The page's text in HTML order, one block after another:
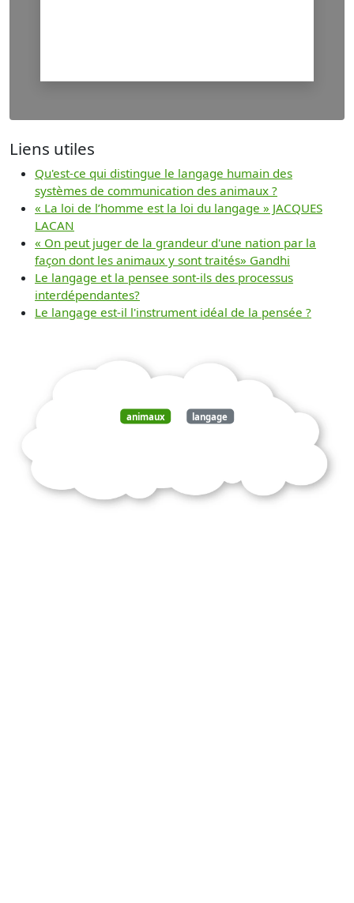
Liens utiles
Qu'est-ce qui distingue le langage humain des
systèmes de communication des animaux ?
« La loi de l’homme est la loi du langage » JACQUES
LACAN
« On peut juger de la grandeur d'une nation par la
façon dont les animaux y sont traités» Gandhi
Le langage et la pensee sont-ils des processus
interdépendantes?
Le langage est-il l'instrument idéal de la pensée ?
animaux langage